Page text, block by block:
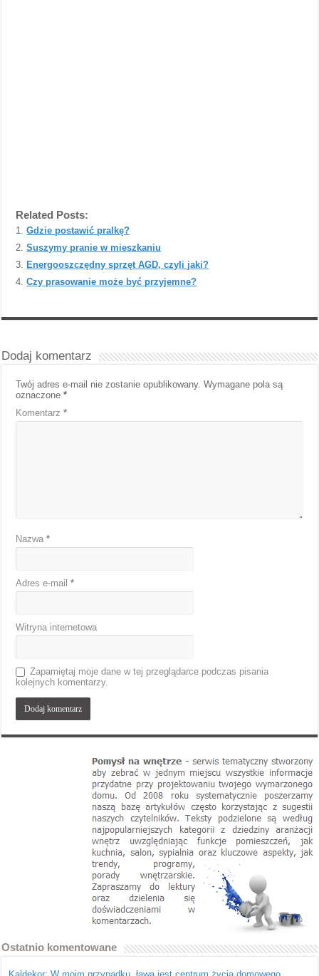
Related Posts:
Gdzie postawić pralkę?
Suszymy pranie w mieszkaniu
Energooszczędny sprzęt AGD, czyli jaki?
Czy prasowanie może być przyjemne?
Dodaj komentarz
Twój adres e-mail nie zostanie opublikowany. Wymagane pola są
oznaczone*
Komentarz*
Nazwa*
Adres e-mail*
Witryna internetowa
Zapamiętaj moje dane w tej przeglądarce podczas pisania
kolejnych komentarzy.
Ostatnio komentowane